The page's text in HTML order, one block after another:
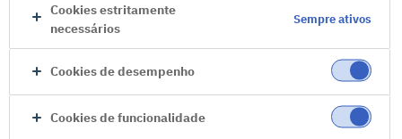
Cookies estritamente
necessários
Sempre ativos
Cookies de desempenho
Cookies de funcionalidade